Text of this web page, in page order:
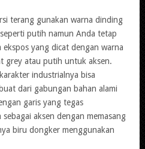
terang gunakan warna dinding
putih namun Anda tetap
ekspos yang dicat dengan warna
grey atau putih untuk aksen.
industrialnya bisa
dari gabungan bahan alami
garis yang tegas
aksen dengan memasang
biru dongker menggunakan